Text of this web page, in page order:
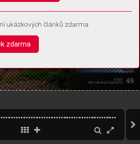
ukázkových článků zdarma
zdarma